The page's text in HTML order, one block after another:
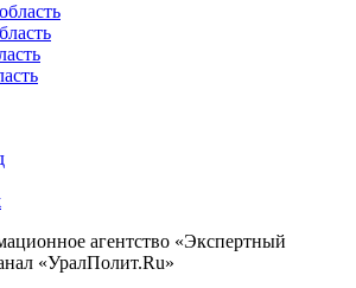
агентство «Экспертный
«УралПолит.Ru»